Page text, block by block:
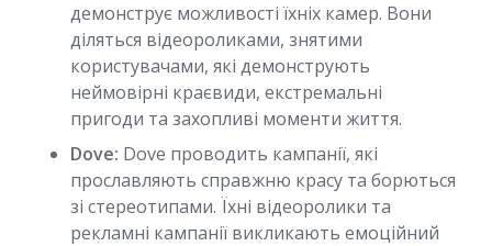
демонструє можливості їхніх камер. Вони
діляться відеороликами, знятими
користувачами, які демонструють
неймовірні краєвиди, екстремальні
пригоди та захопливі моменти життя.
Dove: Dove проводить кампанії, які
прославляють справжню красу та борються
зі стереотипами. Їхні відеоролики та
рекламні кампанії викликають емоційний